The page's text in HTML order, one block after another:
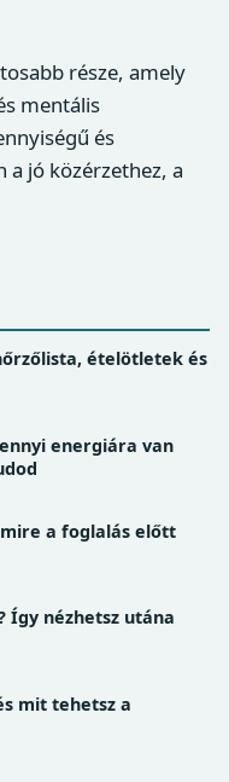
része, amely
mentális
és
a jó közérzethez, a
ételötletek és
energiára van
a foglalás előtt
Így nézhetsz utána
mit tehetsz a